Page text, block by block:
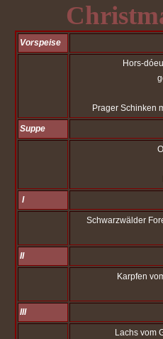
Vorspeise
Hors-
Prager Schinken
Suppe
I
Schwarzwälder
II
Karpfen
III
Lachs vom